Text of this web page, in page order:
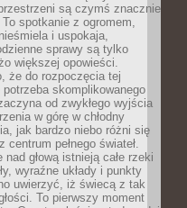
są czymś znacznie
spotkanie z ogromem,
i uspokaja,
sprawy są tylko
większej opowieści.
że do rozpoczęcia tej
skomplikowanego
od zwykłego wyjścia
w górę w chłodny
jak bardzo niebo różni się
pełnego świateł.
głową istnieją całe rzeki
wyraźne układy i punkty
uwierzyć, iż świecą z tak
To pierwszy moment